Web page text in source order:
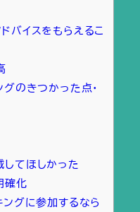
バイスをもらえるこ
のきつかった点・
てほしかった
確化
ングに参加するなら